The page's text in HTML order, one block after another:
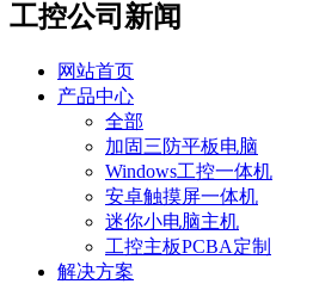
工控公司新闻
网站首页
产品中心
全部
加固三防平板电脑
Windows工控一体机
安卓触摸屏一体机
迷你小电脑主机
工控主板PCBA定制
解决方案